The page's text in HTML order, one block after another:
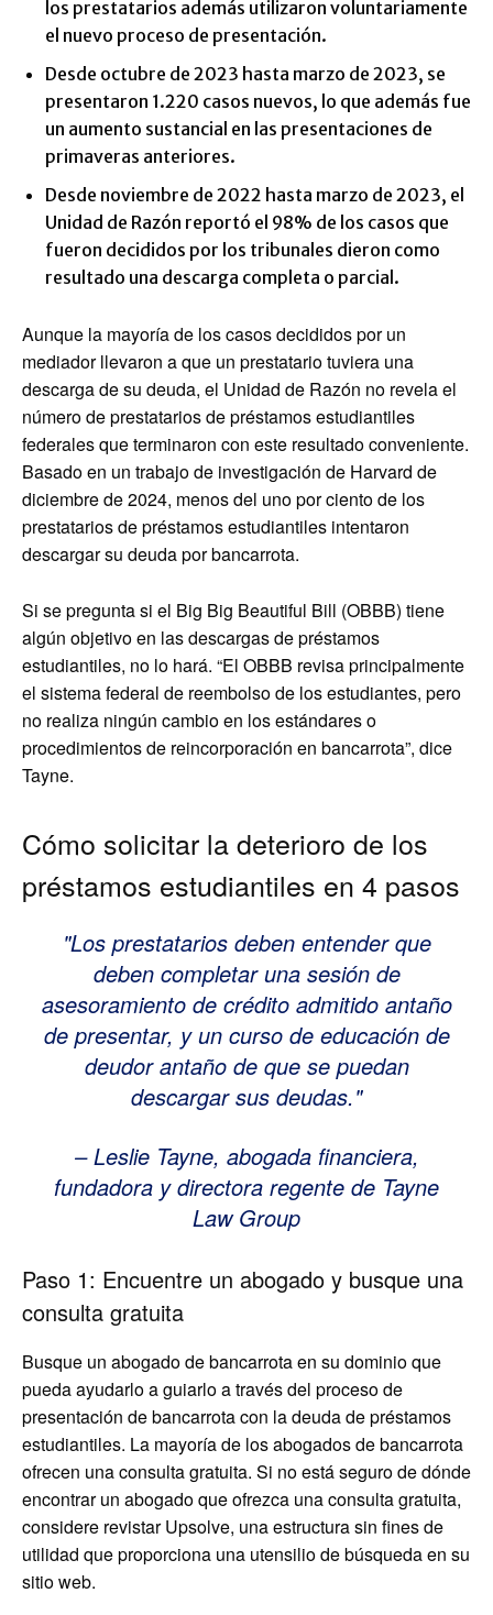
los prestatarios además utilizaron voluntariamente
el nuevo proceso de presentación.
Desde octubre de 2023 hasta marzo de 2023, se
presentaron 1.220 casos nuevos, lo que además fue
un aumento sustancial en las presentaciones de
primaveras anteriores.
Desde noviembre de 2022 hasta marzo de 2023, el
Unidad de Razón reportó el 98% de los casos que
fueron decididos por los tribunales dieron como
resultado una descarga completa o parcial.
Aunque la mayoría de los casos decididos por un
mediador llevaron a que un prestatario tuviera una
descarga de su deuda, el Unidad de Razón no revela el
número de prestatarios de préstamos estudiantiles
federales que terminaron con este resultado conveniente.
Basado en un trabajo de investigación de Harvard de
diciembre de 2024, menos del uno por ciento de los
prestatarios de préstamos estudiantiles intentaron
descargar su deuda por bancarrota.
Si se pregunta si el Big Big Beautiful Bill (OBBB) tiene
algún objetivo en las descargas de préstamos
estudiantiles, no lo hará. “El OBBB revisa principalmente
el sistema federal de reembolso de los estudiantes, pero
no realiza ningún cambio en los estándares o
procedimientos de reincorporación en bancarrota”, dice
Tayne.
Cómo solicitar la deterioro de los
préstamos estudiantiles en 4 pasos
Los prestatarios deben entender que
deben completar una sesión de
asesoramiento de crédito admitido antaño
de presentar, y un curso de educación de
deudor antaño de que se puedan
descargar sus deudas.
– Leslie Tayne, abogada financiera,
fundadora y directora regente de Tayne
Law Group
Paso 1: Encuentre un abogado y busque una
consulta gratuita
Busque un abogado de bancarrota en su dominio que
pueda ayudarlo a guiarlo a través del proceso de
presentación de bancarrota con la deuda de préstamos
estudiantiles. La mayoría de los abogados de bancarrota
ofrecen una consulta gratuita. Si no está seguro de dónde
encontrar un abogado que ofrezca una consulta gratuita,
considere revistar Upsolve, una estructura sin fines de
utilidad que proporciona una utensilio de búsqueda en su
sitio web.